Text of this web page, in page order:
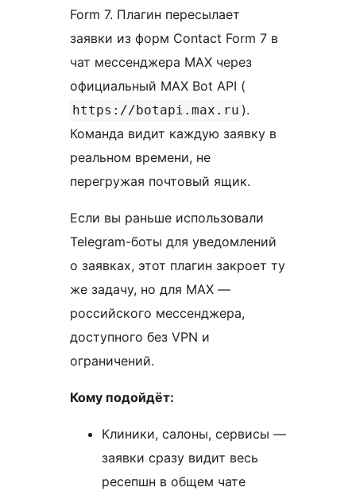
Form 7. Плагин пересылает
заявки из форм Contact Form 7 в
чат мессенджера MAX через
официальный MAX Bot API (
https://botapi.max.ru ).
Команда видит каждую заявку в
реальном времени, не
перегружая почтовый ящик.
Если вы раньше использовали
Telegram-боты для уведомлений
о заявках, этот плагин закроет ту
же задачу, но для MAX —
российского мессенджера,
доступного без VPN и
ограничений.
Кому подойдёт:
Клиники, салоны, сервисы —
заявки сразу видит весь
ресепшн в общем чате